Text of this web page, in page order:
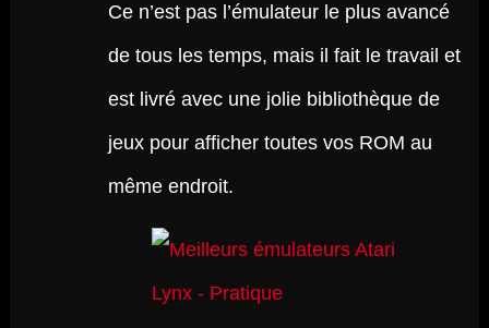
Ce n’est pas l’émulateur le plus avancé
de tous les temps, mais il fait le travail et
est livré avec une jolie bibliothèque de
jeux pour afficher toutes vos ROM au
même endroit.